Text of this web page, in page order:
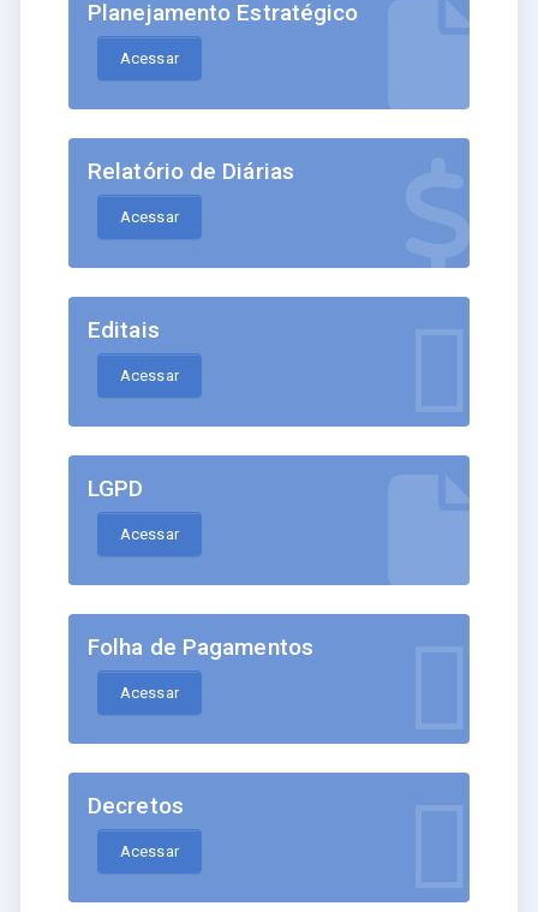
Planejamento Estratégico
Acessar
Relatório de Diárias
Acessar
Editais
Acessar
LGPD
Acessar
Folha de Pagamentos
Acessar
Decretos
Acessar